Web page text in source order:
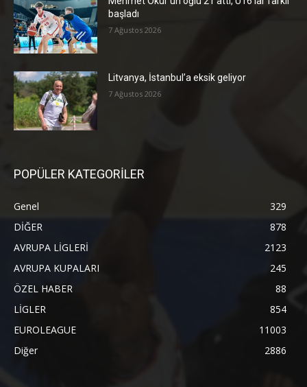
başladı
7 Ağustos 2026
Litvanya, İstanbul’a eksik geliyor
7 Ağustos 2026
POPÜLER KATEGORİLER
Genel
329
DİĞER
878
AVRUPA LİGLERİ
2123
AVRUPA KUPALARI
245
ÖZEL HABER
88
LİGLER
854
EUROLEAGUE
11003
Diğer
2886